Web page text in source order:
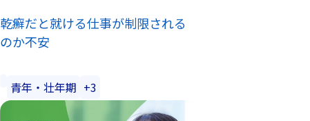
乾癬だと就ける仕事が制限される
のか不安
青年・壮年期 +3